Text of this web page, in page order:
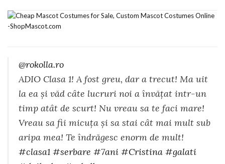
@rokolla.ro
ADIO Clasa 1! A fost greu, dar a trecut! Ma uit
la ea și văd câte lucruri noi a învățat intr-un
timp atât de scurt! Nu vreau sa te faci mare!
Vreau sa fii micuța și sa stai cât mai mult sub
aripa mea! Te îndrăgesc enorm de mult!
#clasa1 #serbare #7ani #Cristina #galati